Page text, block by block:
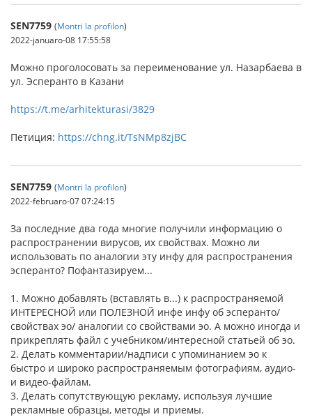
SEN7759 (Montri la profilon)
2022-januaro-08 17:55:58
Можно проголосовать за переименование ул. Назарбаева в
ул. Эсперанто в Казани
https://t.me/arhitekturasi/3829
Петиция: https://chng.it/TsNMp8zjBC
SEN7759 (Montri la profilon)
2022-februaro-07 07:24:15
За последние два года многие получили информацию о
распространении вирусов, их свойствах. Можно ли
использовать по аналогии эту инфу для распространения
эсперанто? Пофантазируем...
1. Можно добавлять (вставлять в...) к распространяемой
ИНТЕРЕСНОЙ или ПОЛЕЗНОЙ инфе инфу об эсперанто/
свойствах эо/ аналогии со свойствами эо. А можно иногда и
прикреплять файл с учебником/интересной статьей об эо.
2. Делать комментарии/надписи с упоминанием эо к
быстро и широко распространяемым фотографиям, аудио-
и видео-файлам.
3. Делать сопутствующую рекламу, используя лучшие
рекламные образцы, методы и приемы.